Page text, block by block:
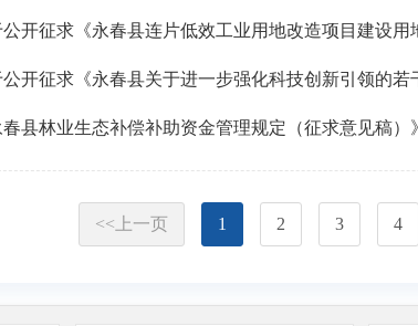
开征求《永春县连片低效工业用地改造项目建设
开征求《永春县关于进一步强化科技创新引领的
县林业生态补偿补助资金管理规定（征求意见稿）
<<上一页 1 2 3 4